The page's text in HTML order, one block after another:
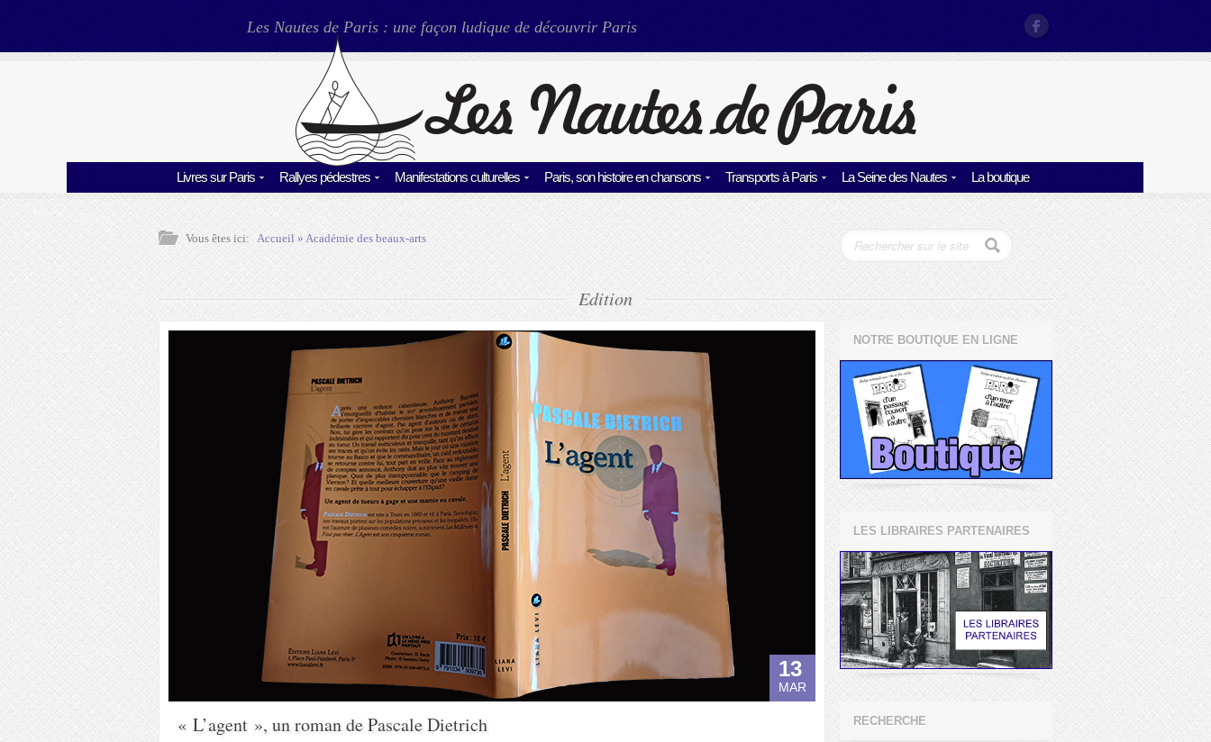
Les Nautes de Paris : une façon ludique de découvrir Paris
Livres sur Paris Rallyes pédestres Manifestations culturelles Paris, son histoire en chansons Transports à Paris La Seine des Nautes La boutique
Vous êtes ici: Accueil»Académie des beaux-arts
Edition
13
MAR
« L’agent », un roman de Pascale Dietrich
NOTRE BOUTIQUE EN LIGNE
LES LIBRAIRES PARTENAIRES
RECHERCHE